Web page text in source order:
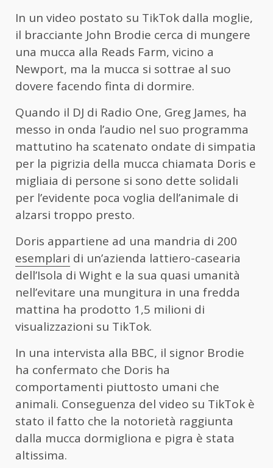
In un video postato su TikTok dalla moglie,
il bracciante John Brodie cerca di mungere
una mucca alla Reads Farm, vicino a
Newport, ma la mucca si sottrae al suo
dovere facendo finta di dormire.
Quando il DJ di Radio One, Greg James, ha
messo in onda l’audio nel suo programma
mattutino ha scatenato ondate di simpatia
per la pigrizia della mucca chiamata Doris e
migliaia di persone si sono dette solidali
per l’evidente poca voglia dell’animale di
alzarsi troppo presto.
Doris appartiene ad una mandria di 200
esemplari di un’azienda lattiero-casearia
dell’Isola di Wight e la sua quasi umanità
nell’evitare una mungitura in una fredda
mattina ha prodotto 1,5 milioni di
visualizzazioni su TikTok.
In una intervista alla BBC, il signor Brodie
ha confermato che Doris ha
comportamenti piuttosto umani che
animali. Conseguenza del video su TikTok è
stato il fatto che la notorietà raggiunta
dalla mucca dormigliona e pigra è stata
altissima.